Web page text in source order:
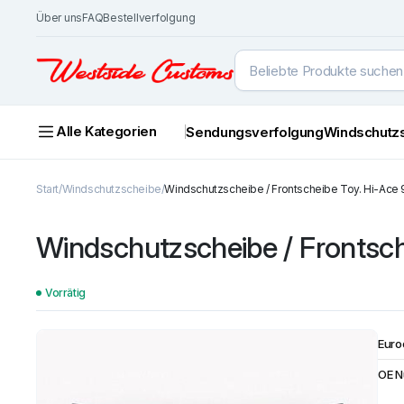
Über unsFAQBestellverfolgung
Alle Kategorien Sendungsverfolgung
Start Windschutzscheibe Windschutzscheibe / Frontscheibe Toy. Hi-Ace
Windschutzscheibe /
Vorrätig
OE